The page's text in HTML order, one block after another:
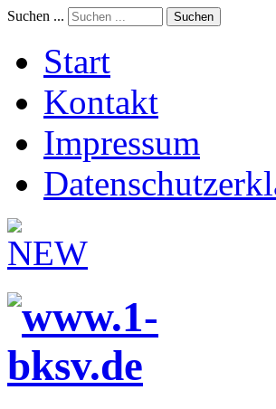
Suchen ... Suchen
Start
Kontakt
Impressum